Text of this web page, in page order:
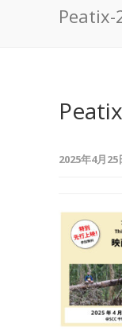
Peatix-
2025年4月25